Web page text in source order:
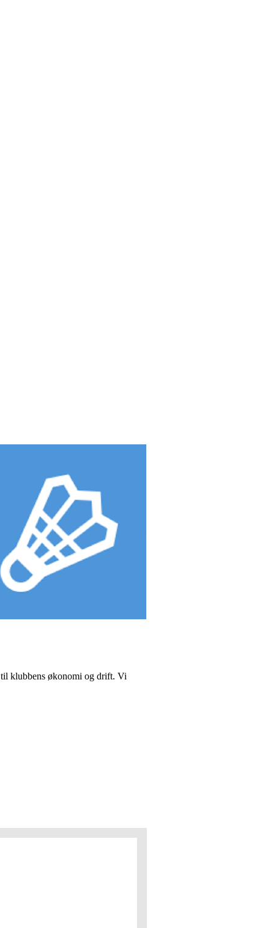
til klubbens økonomi og drift. Vi